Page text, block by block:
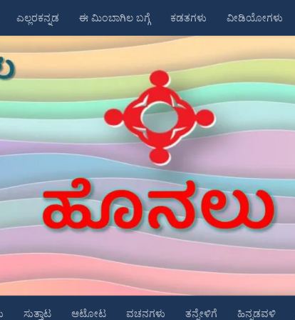
ಎಲ್ಲರಕನ್ನಡ ಈ ಮಿಂಬಾಗಿಲ ಬಗ್ಗೆ ಕಡತಗಳು ವೀಡಿಯೋಗಳು
ಸುತ್ತಾಟ ಆಟೋಟ ವಚನಗಳು ತನ್ನೇಳಿಗೆ ಹಿನ್ನಡವಳಿ